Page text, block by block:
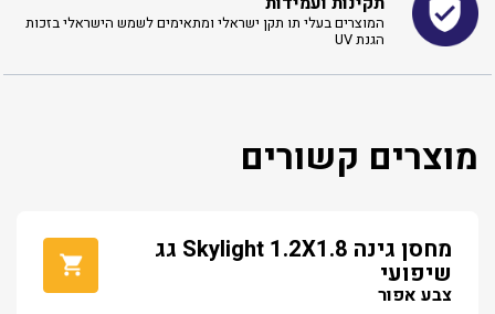
המוצרים בעלי תו תקן ישראלי ומתאימים לשמש הישראלי בזכות
הגנת UV
מוצרים קשורים
מחסן גינה Skylight 1.2X1.8 גג
שיפועי
צבע אפור